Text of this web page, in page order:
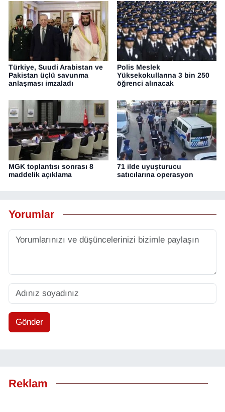
Türkiye, Suudi Arabistan ve
Pakistan üçlü savunma
anlaşması imzaladı
Polis Meslek
Yüksekokullarına 3 bin 250
öğrenci alınacak
MGK toplantısı sonrası 8
maddelik açıklama
71 ilde uyuşturucu
satıcılarına operasyon
Yorumlar
Gönder
Reklam